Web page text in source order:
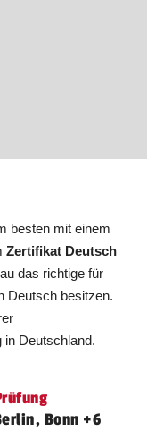
besten mit einem
Zertifikat Deutsch
das richtige für
Deutsch besitzen.
in Deutschland.
Bonn +6